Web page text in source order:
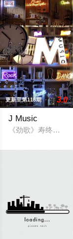
更新至第116期 3.0
J Music
《劲歌》寿终正